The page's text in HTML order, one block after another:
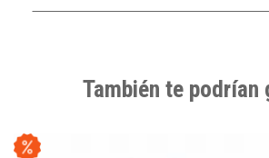
También te podrían